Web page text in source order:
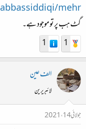
abbassiddiqi/mehr
گٹ ہب پر تو موجود ہے۔
1
1
الف عین
لائبریرین
جولائی 14، 2021